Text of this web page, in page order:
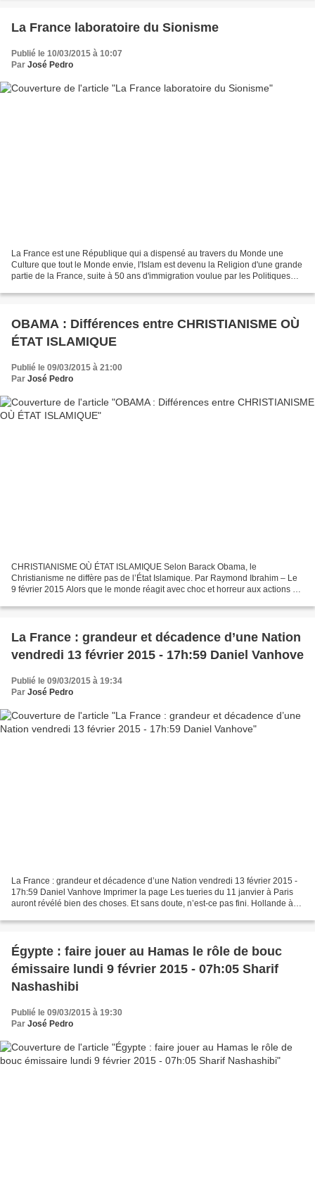
La France laboratoire du Sionisme
Publié le 10/03/2015 à 10:07
Par José Pedro
La France est une République qui a dispensé au travers du Monde une
Culture que tout le Monde envie, l'Islam est devenu la Religion d'une grande
partie de la France, suite à 50 ans d'immigration voulue par les Politiques
OBAMA : Différences entre CHRISTIANISME OÙ
ÉTAT ISLAMIQUE
Publié le 09/03/2015 à 21:00
Par José Pedro
CHRISTIANISME OÙ ÉTAT ISLAMIQUE Selon Barack Obama, le
Christianisme ne diffère pas de l’État Islamique. Par Raymond Ibrahim – Le
9 février 2015 Alors que le monde réagit avec choc et horreur aux actions de
La France : grandeur et décadence d’une Nation
vendredi 13 février 2015 - 17h:59 Daniel Vanhove
Publié le 09/03/2015 à 19:34
Par José Pedro
La France : grandeur et décadence d’une Nation vendredi 13 février 2015 -
17h:59 Daniel Vanhove Imprimer la page Les tueries du 11 janvier à Paris
auront révélé bien des choses. Et sans doute, n’est-ce pas fini. Hollande à
Égypte : faire jouer au Hamas le rôle de bouc
émissaire lundi 9 février 2015 - 07h:05 Sharif
Nashashibi
Publié le 09/03/2015 à 19:30
Par José Pedro